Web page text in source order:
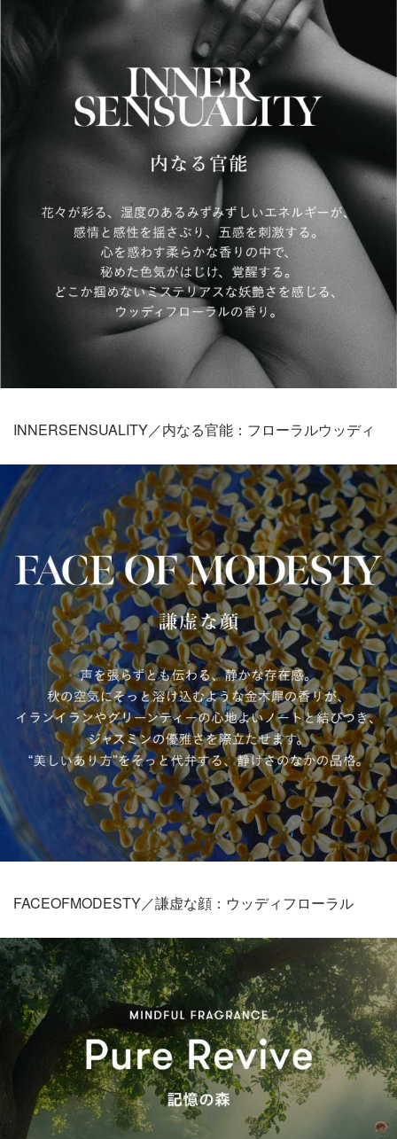
INNERSENSUALITY／内なる官能：フローラルウッディ
FACEOFMODESTY／謙虚な顔：ウッディフローラル